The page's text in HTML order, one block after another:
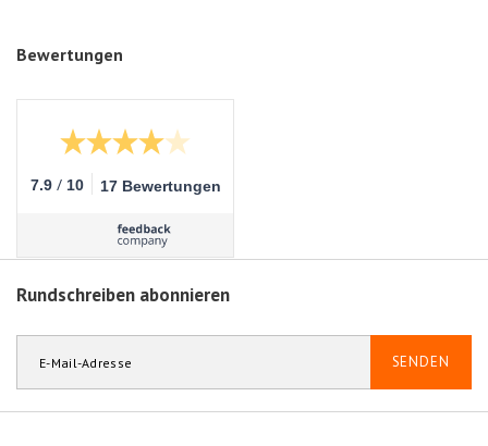
Bewertungen
7.9 / 10 17 Bewertungen
Rundschreiben abonnieren
SENDEN